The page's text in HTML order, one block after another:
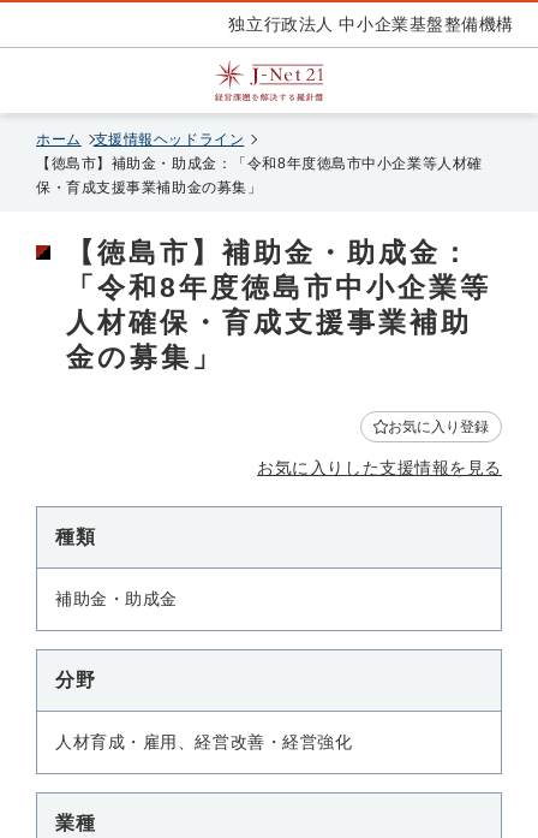
独立行政法人 中小企業基盤整備機構
ホーム
支援情報ヘッドライン
【徳島市】補助金・助成金：「令和8年度徳島市中小企業等人材確
保・育成支援事業補助金の募集」
【徳島市】補助金・助成金：
「令和8年度徳島市中小企業等
人材確保・育成支援事業補助
金の募集」
お気に入り登録
お気に入りした支援情報を見る
種類
補助金・助成金
分野
人材育成・雇用、経営改善・経営強化
業種